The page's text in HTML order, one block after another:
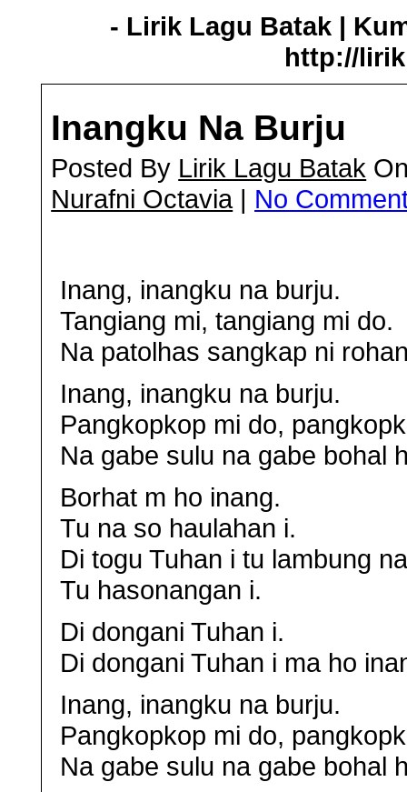
- Lirik Lagu Batak |
http://
Inangku Na Burju
Posted By Lirik Lagu Batak
Nurafni Octavia| No
Inang, inangku na burju.
Tangiang mi, tangiang mi do.
Na patolhas sangkap ni
Inang, inangku na burju.
Pangkopkop mi do,
Na gabe sulu na gabe bohal
Borhat m ho inang.
Tu na so haulahan i.
Di togu Tuhan i tu lambung
Tu hasonangan i.
Di dongani Tuhan i.
Di dongani Tuhan i ma ho
Inang, inangku na burju.
Pangkopkop mi do,
Na gabe sulu na gabe bohal